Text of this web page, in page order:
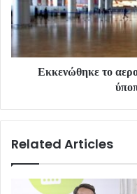
Εκκενώθηκε το
Related Articles